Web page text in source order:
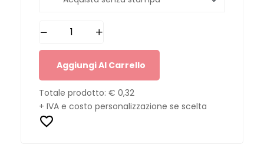
Aggiungi Al Carrello
Totale prodotto: € 0,32
+ IVA e costo personalizzazione se scelta